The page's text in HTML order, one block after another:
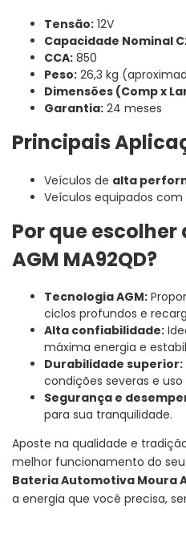
Tensão: 12V
Capacidade Nominal
CCA: 850
Peso: 26,3 kg
Dimensões (Comp x
Garantia: 24 meses
Principais
Veículos de alta
Veículos equipados com
Por que
AGM MA92QD?
Tecnologia AGM:
ciclos profundos e
Alta confiabilidade:
máxima energia e
Durabilidade superior:
condições severas e uso
Segurança e
para sua tranquilidade.
Aposte na qualidade e
melhor funcionamento do
Bateria Automotiva Moura
a energia que você precisa,